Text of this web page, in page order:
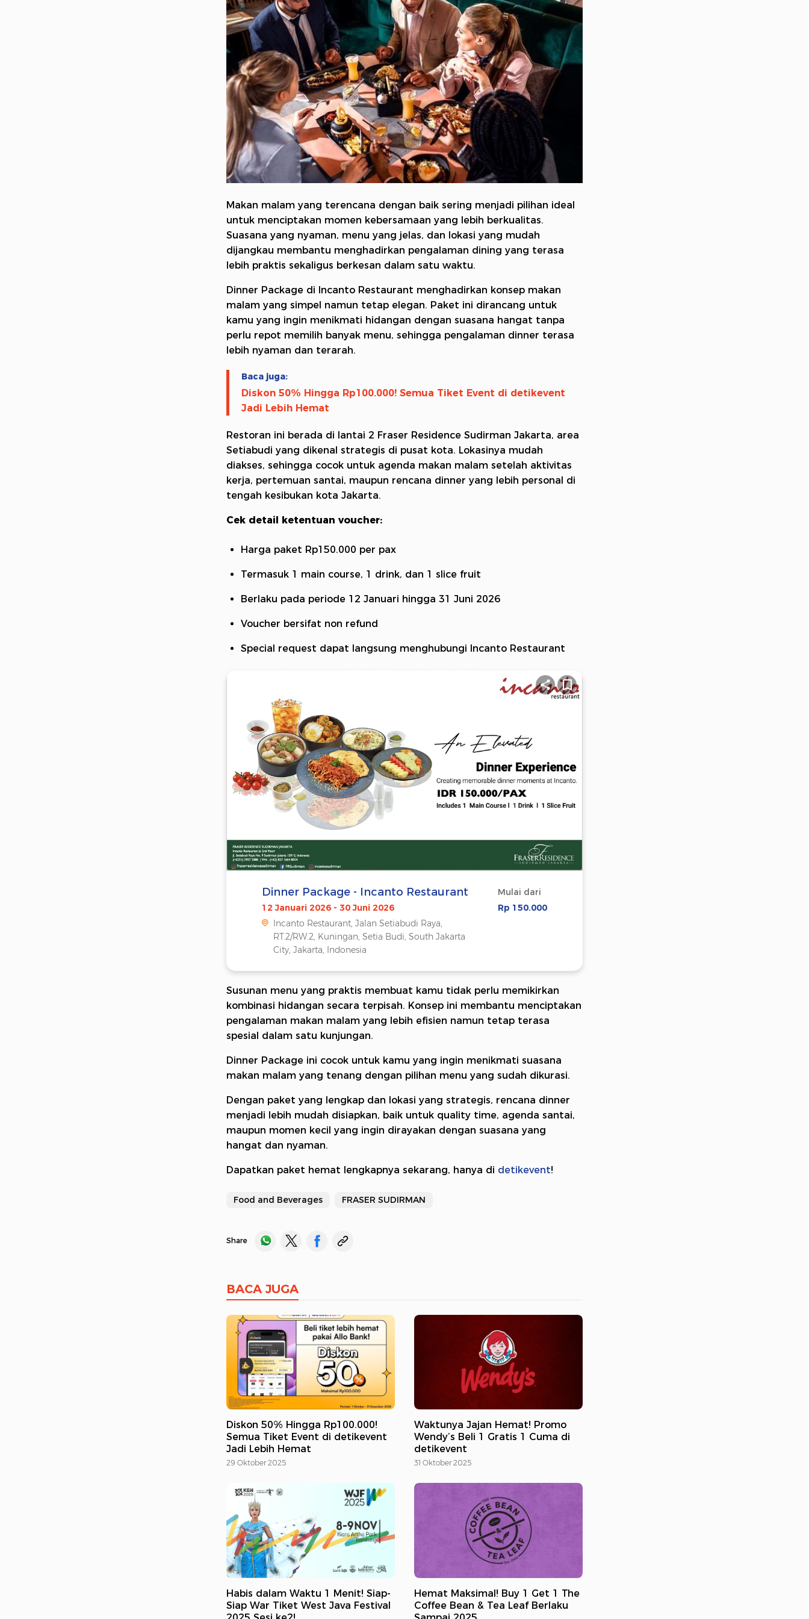
Makan malam yang terencana dengan baik sering menjadi pilihan ideal
untuk menciptakan momen kebersamaan yang lebih berkualitas.
Suasana yang nyaman, menu yang jelas, dan lokasi yang mudah
dijangkau membantu menghadirkan pengalaman dining yang terasa
lebih praktis sekaligus berkesan dalam satu waktu.
Dinner Package di Incanto Restaurant menghadirkan konsep makan
malam yang simpel namun tetap elegan. Paket ini dirancang untuk
kamu yang ingin menikmati hidangan dengan suasana hangat tanpa
perlu repot memilih banyak menu, sehingga pengalaman dinner terasa
lebih nyaman dan terarah.
Baca juga:
Diskon 50% Hingga Rp100.000! Semua Tiket Event di detikevent
Jadi Lebih Hemat
Restoran ini berada di lantai 2 Fraser Residence Sudirman Jakarta, area
Setiabudi yang dikenal strategis di pusat kota. Lokasinya mudah
diakses, sehingga cocok untuk agenda makan malam setelah aktivitas
kerja, pertemuan santai, maupun rencana dinner yang lebih personal di
tengah kesibukan kota Jakarta.
Cek detail ketentuan voucher:
Harga paket Rp150.000 per pax
Termasuk 1 main course, 1 drink, dan 1 slice fruit
Berlaku pada periode 12 Januari hingga 31 Juni 2026
Voucher bersifat non refund
Special request dapat langsung menghubungi Incanto Restaurant
Dinner Package - Incanto Restaurant
12 Januari 2026 - 30 Juni 2026
Incanto Restaurant, Jalan Setiabudi Raya,
RT.2/RW.2, Kuningan, Setia Budi, South Jakarta
City, Jakarta, Indonesia
Mulai dari
Rp 150.000
Susunan menu yang praktis membuat kamu tidak perlu memikirkan
kombinasi hidangan secara terpisah. Konsep ini membantu menciptakan
pengalaman makan malam yang lebih efisien namun tetap terasa
spesial dalam satu kunjungan.
Dinner Package ini cocok untuk kamu yang ingin menikmati suasana
makan malam yang tenang dengan pilihan menu yang sudah dikurasi.
Dengan paket yang lengkap dan lokasi yang strategis, rencana dinner
menjadi lebih mudah disiapkan, baik untuk quality time, agenda santai,
maupun momen kecil yang ingin dirayakan dengan suasana yang
hangat dan nyaman.
Dapatkan paket hemat lengkapnya sekarang, hanya di detikevent!
Food and Beverages FRASER SUDIRMAN
Share
BACA JUGA
Diskon 50% Hingga Rp100.000!
Semua Tiket Event di detikevent
Jadi Lebih Hemat
29 Oktober 2025
Waktunya Jajan Hemat! Promo
Wendy’s Beli 1 Gratis 1 Cuma di
detikevent
31 Oktober 2025
Habis dalam Waktu 1 Menit! Siap-
Siap War Tiket West Java Festival
Hemat Maksimal! Buy 1 Get 1 The
Coffee Bean & Tea Leaf Berlaku